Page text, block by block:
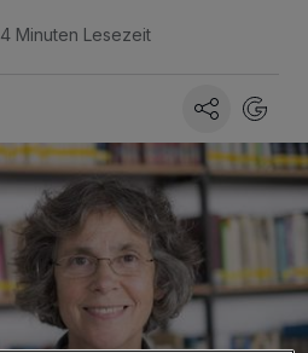
4 Minuten Lesezeit